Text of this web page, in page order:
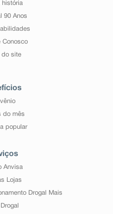
história
90 Anos
Conosco
do site
do mês
popular
Anvisa
Lojas
Drogal Mais